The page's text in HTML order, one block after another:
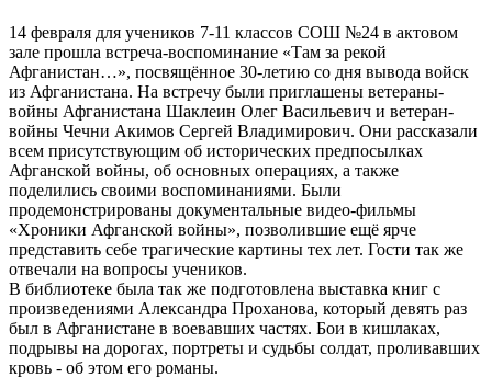
14 февраля для учеников 7-11 классов СОШ №24 в актовом
зале прошла встреча-воспоминание «Там за рекой
Афганистан…», посвящённое 30-летию со дня вывода войск
из Афганистана. На встречу были приглашены ветераны-
войны Афганистана Шаклеин Олег Васильевич и ветеран-
войны Чечни Акимов Сергей Владимирович. Они рассказали
всем присутствующим об исторических предпосылках
Афганской войны, об основных операциях, а также
поделились своими воспоминаниями. Были
продемонстрированы документальные видео-фильмы
«Хроники Афганской войны», позволившие ещё ярче
представить себе трагические картины тех лет. Гости так же
отвечали на вопросы учеников.
В библиотеке была так же подготовлена выставка книг с
произведениями Александра Проханова, который девять раз
был в Афганистане в воевавших частях. Бои в кишлаках,
подрывы на дорогах, портреты и судьбы солдат, проливавших
кровь - об этом его романы.